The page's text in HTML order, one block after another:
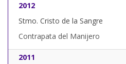
2012
Stmo. Cristo de la Sangre
Contrapata del Manijero
2011